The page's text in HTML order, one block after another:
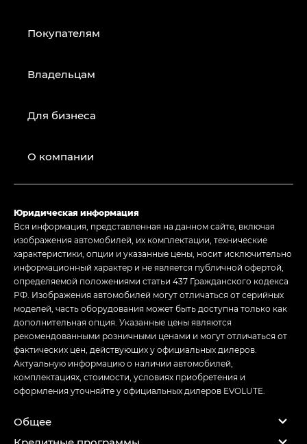
Покупателям
Владельцам
Для бизнеса
О компании
Юридическая информация
Вся информация, представленная на данном сайте, включая
изображения автомобилей, их комплектации, технические
характеристики, опции и указанные цены, носит исключительно
информационный характер и не является публичной офертой,
определяемой положениями статьи 437 Гражданского кодекса
РФ. Изображения автомобилей могут отличаться от серийных
моделей, часть оборудования может быть доступна только как
дополнительная опция. Указанные цены являются
рекомендованными розничными ценами и могут отличаться от
фактических цен, действующих у официальных дилеров.
Актуальную информацию о наличии автомобилей,
комплектациях, стоимости, условиях приобретения и
оформления уточняйте у официальных дилеров EVOLUTE.
Общее